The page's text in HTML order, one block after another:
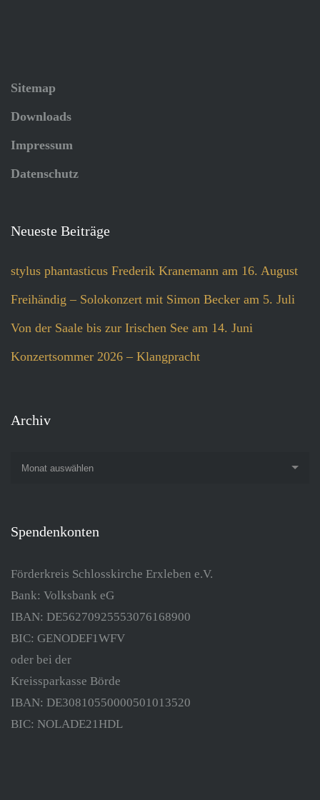
Sitemap
Downloads
Impressum
Datenschutz
Neueste Beiträge
stylus phantasticus Frederik Kranemann am 16. August
Freihändig – Solokonzert mit Simon Becker am 5. Juli
Von der Saale bis zur Irischen See am 14. Juni
Konzertsommer 2026 – Klangpracht
Archiv
Monat auswählen
Spendenkonten
Förderkreis Schlosskirche Erxleben e.V.
Bank: Volksbank eG
IBAN: DE56270925553076168900
BIC: GENODEF1WFV
oder bei der
Kreissparkasse Börde
IBAN: DE30810550000501013520
BIC: NOLADE21HDL